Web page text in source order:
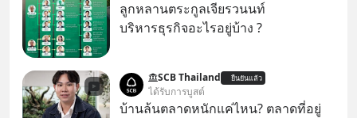
ลูกหลานตระกูลเจียรวนนท์
บริหารธุรกิจอะไรอยู่บ้าง ?
SCB Thailand ยืนยันแล้ว
ได้รับการบูสต์
บ้านล้นตลาดหนักแค่ไหน? ตลาดที่อยู่